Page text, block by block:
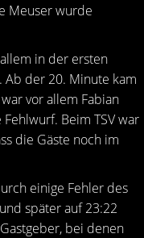
Meuser wurde
in der ersten
Ab der 20. Minute kam
vor allem Fabian
Beim TSV war
die Gäste noch im
einige Fehler des
später auf 23:22
bei denen